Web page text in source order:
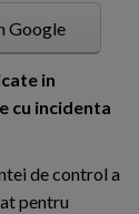
Google
in
cu incidenta
de control a
pentru